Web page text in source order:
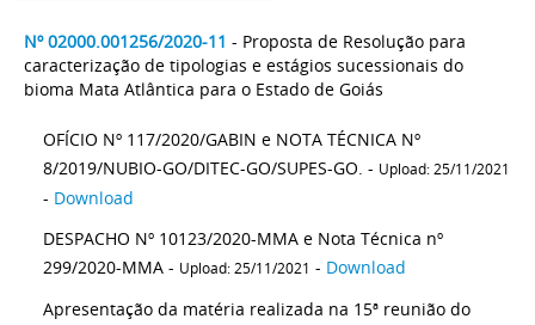
Nº 02000.001256/2020-11 - Proposta de Resolução para
caracterização de tipologias e estágios sucessionais do
bioma Mata Atlântica para o Estado de Goiás
OFÍCIO Nº 117/2020/GABIN e NOTA TÉCNICA Nº
8/2019/NUBIO-GO/DITEC-GO/SUPES-GO. - Upload: 25/11/2021
- Download
DESPACHO Nº 10123/2020-MMA e Nota Técnica nº
299/2020-MMA - Upload: 25/11/2021 - Download
Apresentação da matéria realizada na 15ª reunião do